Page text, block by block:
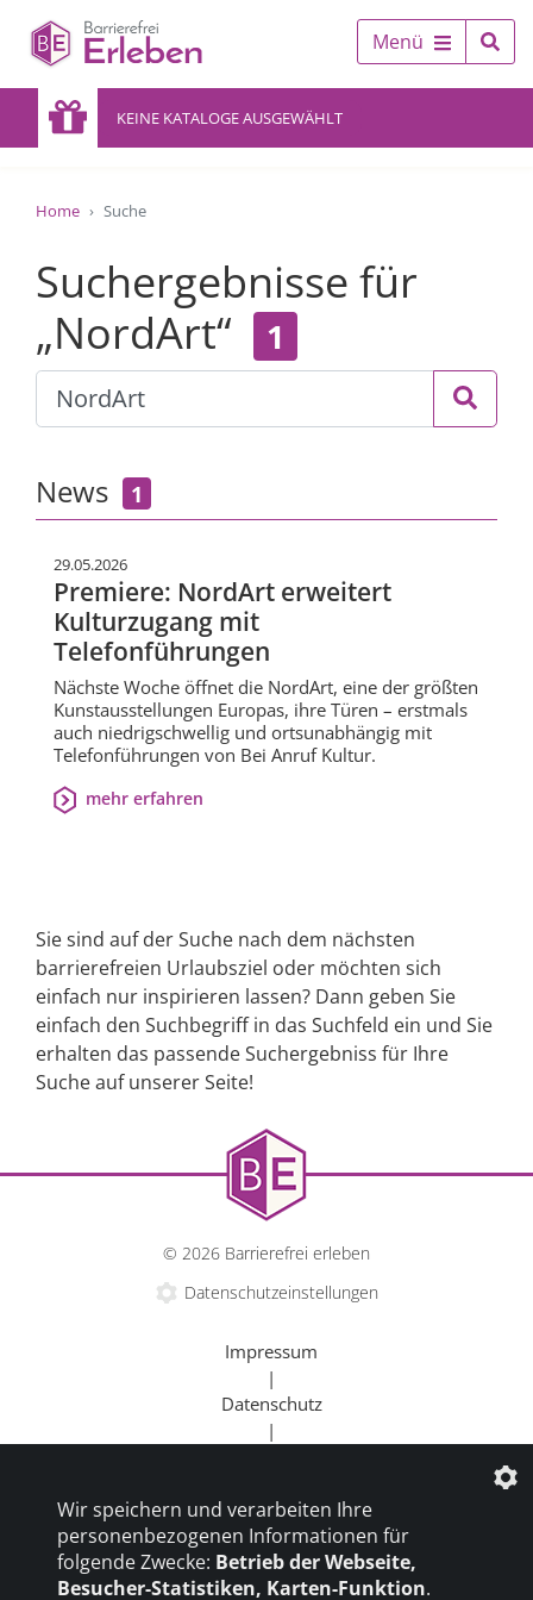
Menü
KEINE KATALOGE AUSGEWÄHLT
Home Suche
Suchergebnisse für
„NordArt“
1
News 1
29.05.2026
Premiere: NordArt erweitert
Kulturzugang mit
Telefonführungen
Nächste Woche öffnet die NordArt, eine der größten
Kunstausstellungen Europas, ihre Türen – erstmals
auch niedrigschwellig und ortsunabhängig mit
Telefonführungen von Bei Anruf Kultur.
mehr erfahren
Sie sind auf der Suche nach dem nächsten
barrierefreien Urlaubsziel oder möchten sich
einfach nur inspirieren lassen? Dann geben Sie
einfach den Suchbegriff in das Suchfeld ein und Sie
erhalten das passende Suchergebniss für Ihre
Suche auf unserer Seite!
© 2026 Barrierefrei erleben
Datenschutzeinstellungen
Impressum
|
Datenschutz
|
Beratung
|
Goldener Rollstuhl
|
Wir speichern und verarbeiten Ihre
personenbezogenen Informationen für
folgende Zwecke: Betrieb der Webseite,
Besucher-Statistiken, Karten-Funktion.